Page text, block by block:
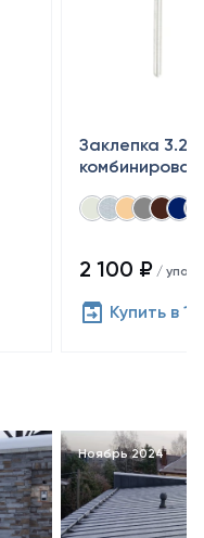
Заклепка
2 100 ₽ / упак.
Купить в 1
Ноябрь 2024